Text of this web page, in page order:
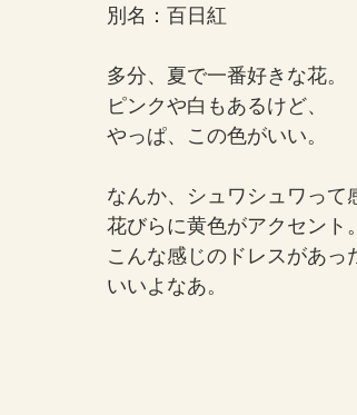
別名：百日紅
多分、夏で一番好きな花。
ピンクや白もあるけど、
やっぱ、この色がいい。
なんか、シュワシュワって
花びらに黄色がアクセント。
こんな感じのドレスがあっ
いいよなあ。